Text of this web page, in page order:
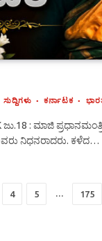
ಕರ್ನಾಟಕ
ಜು.18 : ಮಾಜಿ
ನಿಧನರಾದರು. ಕಳೆದ…
4 5 … 175